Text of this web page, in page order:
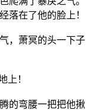
落在了他的脸上！
，萧冥的头一下子
上！
的弯腰一把把他揪